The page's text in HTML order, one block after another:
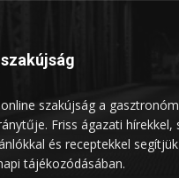
szakújság a
Friss ágazati hírekkel,
és receptekkel
tájékozódásában.